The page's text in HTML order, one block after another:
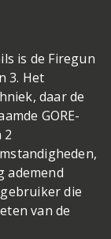
is de Firegun
3. Het
daar de
GORE-
2
ademend
die
van de